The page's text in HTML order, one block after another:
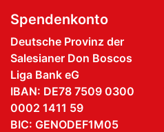
Spendenkonto
Deutsche Provinz der
Salesianer Don Boscos
Liga Bank eG
IBAN: DE78 7509 0300
0002 1411 59
BIC: GENODEF1M05